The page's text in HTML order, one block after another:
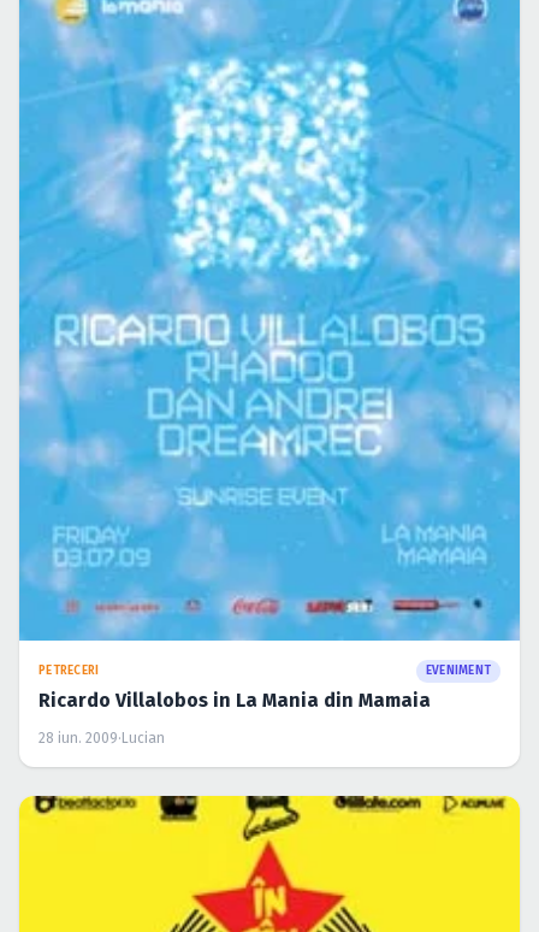
PETRECERI EVENIMENT
Ricardo Villalobos in La Mania din Mamaia
28 iun. 2009· Lucian